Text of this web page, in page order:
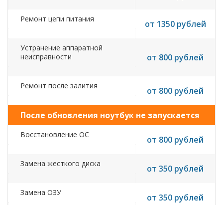
Ремонт цепи питания от 1350 рублей
Устранение аппаратной
неисправности
от 800 рублей
Ремонт после залития от 800 рублей
После обновления ноутбук не запускается
Восстановление ОС от 800 рублей
Замена жесткого диска от 350 рублей
Замена ОЗУ от 350 рублей